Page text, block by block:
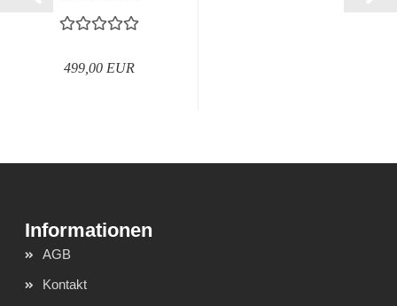
499,00 EUR
AGB
Kontakt